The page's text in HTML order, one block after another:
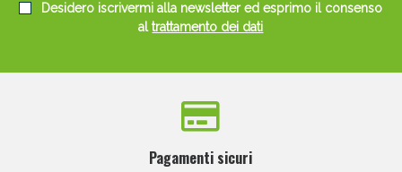
Desidero iscrivermi alla newsletter ed esprimo il consenso
altrattamento dei dati
Pagamenti sicuri